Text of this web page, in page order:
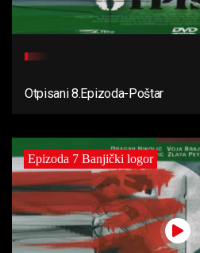
Otpisani 8.Epizoda-Poštar
Epizoda 7 Banjički logor